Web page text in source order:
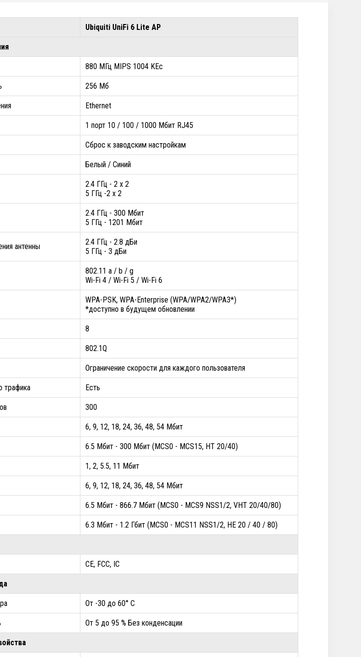
Ubiquiti UniFi 6 Lite AP
880 МГц MIPS 1004 KEc
256 Мб
Ethernet
1 порт 10 / 100 / 1000 Мбит RJ45
Сброс к заводским настройкам
Белый / Синий
2.4 ГГц - 2 x 2
5 ГГц -2 x 2
2.4 ГГц - 300 Мбит
5 ГГц - 1201 Мбит
антенны
2.4 ГГц - 2.8 дБи
5 ГГц - 3 дБи
802.11 a / b / g
Wi-Fi 4 / Wi-Fi 5 / Wi-Fi 6
WPA-PSK, WPA-Enterprise (WPA/WPA2/WPA3*)
*доступно в будущем обновлении
8
802.1Q
Ограничение скорости для каждого пользователя
трафика Есть
300
6, 9, 12, 18, 24, 36, 48, 54 Мбит
6.5 Мбит - 300 Мбит (MCS0 - MCS15, HT 20/40)
1, 2, 5.5, 11 Мбит
6, 9, 12, 18, 24, 36, 48, 54 Мбит
6.5 Мбит - 866.7 Мбит (MCS0 - MCS9 NSS1/2, VHT 20/40/80)
6.3 Мбит - 1.2 Гбит (MCS0 - MCS11 NSS1/2, HE 20 / 40 / 80)
CE, FCC, IC
От -30 до 60° C
От 5 до 95 % Без конденсации